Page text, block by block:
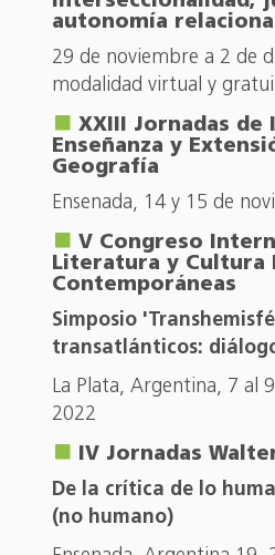
autonomía
29 de noviembre a 2 de
modalidad virtual y
XXIII Jornadas de
Enseñanza y
Geografía
Ensenada, 14 y 15 de
V Congreso
Literatura y Cultura
Contemporáneas
Simposio
transatlánticos:
La Plata, Argentina, 7 al
2022
IV Jornadas
De la crítica de lo
(no humano)